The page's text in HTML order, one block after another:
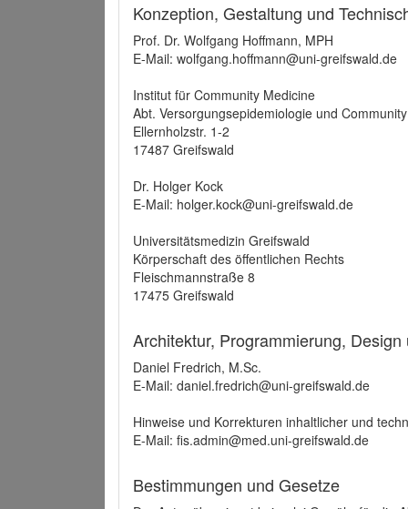
Konzeption, Gestaltung und
Prof. Dr. Wolfgang Hoffmann, MPH
E-Mail: wolfgang.hoffmann@uni-greifswald.de
Institut für Community Medicine
Abt. Versorgungsepidemiologie und
Ellernholzstr. 1-2
17487 Greifswald
Dr. Holger Kock
E-Mail: holger.kock@uni-greifswald.de
Universitätsmedizin Greifswald
Körperschaft des öffentlichen Rechts
Fleischmannstraße 8
17475 Greifswald
Architektur, Programmierung,
Daniel Fredrich, M.Sc.
E-Mail: daniel.fredrich@uni-greifswald.de
Hinweise und Korrekturen inhaltlicher und
E-Mail: fis.admin@med.uni-greifswald.de
Bestimmungen und Gesetze